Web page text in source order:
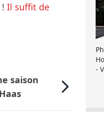
Il suffit de
saison
-